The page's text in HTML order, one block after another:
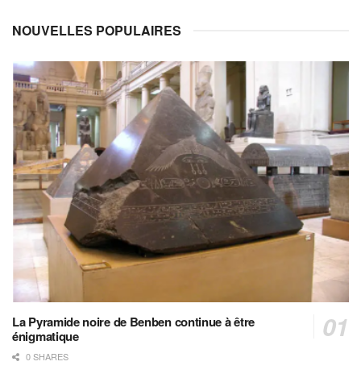
NOUVELLES POPULAIRES
La Pyramide noire de Benben continue à être
énigmatique
0 SHARES